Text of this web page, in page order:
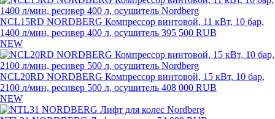
NCL15RD NORDBERG Компрессор винтовой, 11 кВт, 10 бар,
1400 л/мин, ресивер 400 л, осушитель 395 500 RUB
NEW
NCL20RD NORDBERG Компрессор винтовой, 15 кВт, 10 бар,
2100 л/мин, ресивер 500 л, осушитель 408 000 RUB
NEW